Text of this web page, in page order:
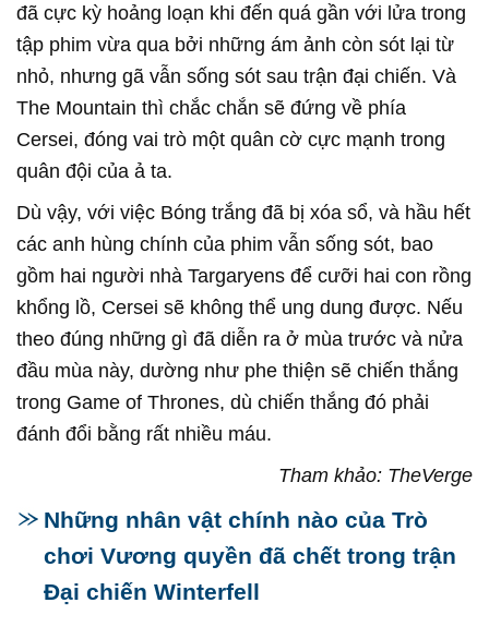
đã cực kỳ hoảng loạn khi đến quá gần với lửa trong
tập phim vừa qua bởi những ám ảnh còn sót lại từ
nhỏ, nhưng gã vẫn sống sót sau trận đại chiến. Và
The Mountain thì chắc chắn sẽ đứng về phía
Cersei, đóng vai trò một quân cờ cực mạnh trong
quân đội của ả ta.
Dù vậy, với việc Bóng trắng đã bị xóa sổ, và hầu hết
các anh hùng chính của phim vẫn sống sót, bao
gồm hai người nhà Targaryens để cưỡi hai con rồng
khổng lồ, Cersei sẽ không thể ung dung được. Nếu
theo đúng những gì đã diễn ra ở mùa trước và nửa
đầu mùa này, dường như phe thiện sẽ chiến thắng
trong Game of Thrones, dù chiến thắng đó phải
đánh đổi bằng rất nhiều máu.
Tham khảo: TheVerge
Những nhân vật chính nào của Trò
chơi Vương quyền đã chết trong trận
Đại chiến Winterfell